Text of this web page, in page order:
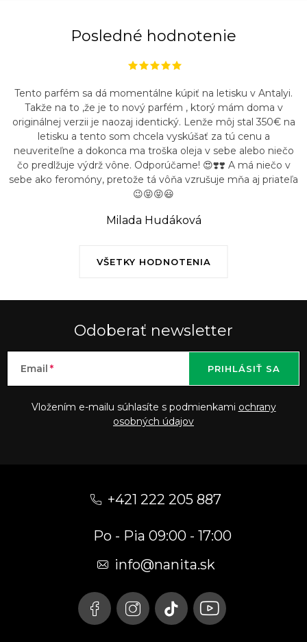
Posledné hodnotenie
VŠETKY HODNOTENIA
Tento parfém sa dá momentálne kúpiť na letisku v Antalyi.
Takže na to ,že je to nový parfém , ktorý mám doma v
originálnej verzii je naozaj identický. Lenže môj stal 350€ na
letisku a tento som chcela vyskúšať za tú cenu a
neuveriteľne a dokonca ma troška oleja v sebe alebo niečo
čo predlžuje výdrž vône. Odporúčame! 😍❣️❣️ A má niečo v
sebe ako feromóny, pretože tá vôňa vzrušuje mňa aj priateľa
😉😝😝😃
Milada Hudáková
Odoberať newsletter
Email
Vložením e-mailu súhlasíte s podmienkami ochrany
osobných údajov
PRIHLÁSIŤ SA
+421 222 205 887
Po - Pia 09:00 - 17:00
info@nanita.sk